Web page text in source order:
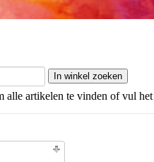
alle artikelen te vinden of vul